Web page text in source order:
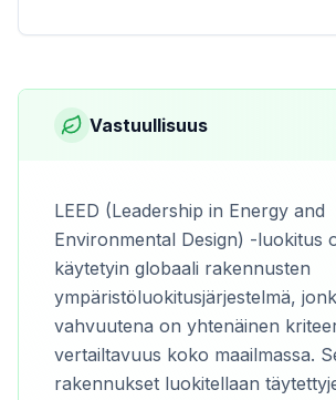
Vastuullisuus
LEED (Leadership in Energy and
Environmental Design) -luokitus
käytetyin globaali rakennusten
ympäristöluokitusjärjestelmä,
vahvuutena on yhtenäinen
vertailtavuus koko maailmassa.
rakennukset luokitellaan